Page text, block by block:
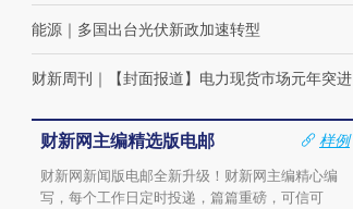
能源 ｜ 多国出台光伏新政加速转型
财新周刊 ｜ 【封面报道】电力现货市场元年突进
财新网主编精选版电邮
样例
财新网新闻版电邮全新升级！财新网主编精心编
写，每个工作日定时投递，篇篇重磅，可信可